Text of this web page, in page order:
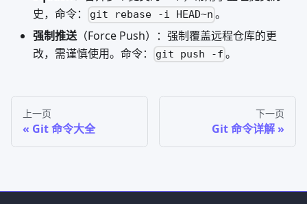
史，命令：
git rebase -i HEAD~n 。
强制推送（Force Push）：强制覆盖远程仓库的更
改，需谨慎使用。命令：
git push -f 。
上一页
Git 命令大全
下一页
Git 命令详解